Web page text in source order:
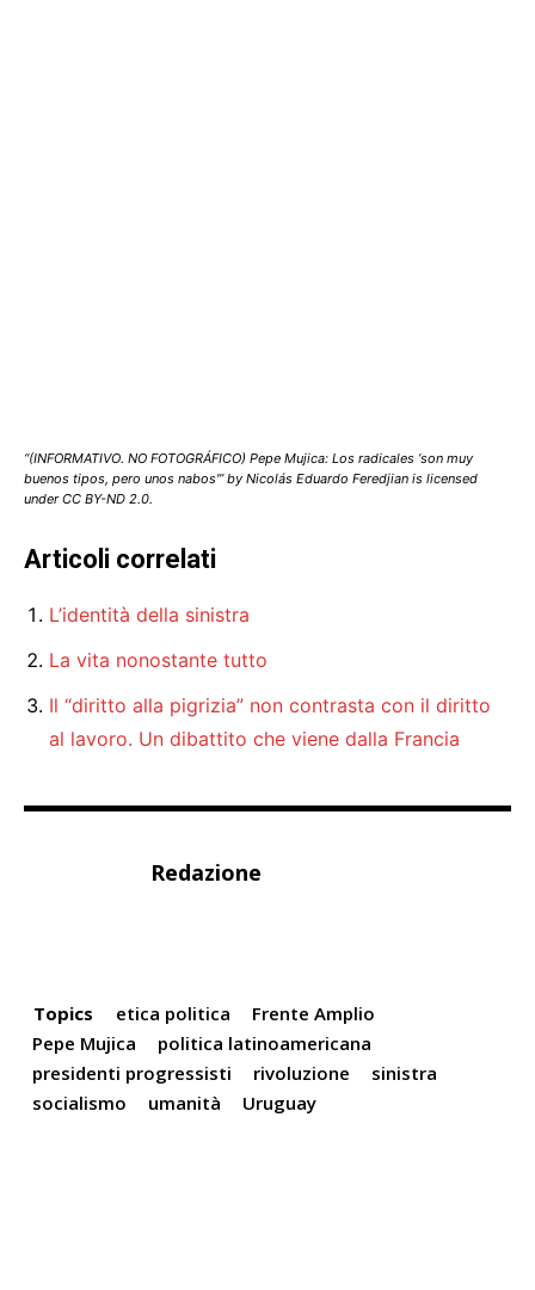
“(INFORMATIVO. NO FOTOGRÁFICO) Pepe Mujica: Los radicales ‘son muy
buenos tipos, pero unos nabos'” by Nicolás Eduardo Feredjian is licensed
under CC BY-ND 2.0.
Articoli correlati
L’identità della sinistra
La vita nonostante tutto
Il “diritto alla pigrizia” non contrasta con il diritto
al lavoro. Un dibattito che viene dalla Francia
Redazione
Topics etica politica
Frente Amplio
Pepe Mujica
politica latinoamericana
presidenti progressisti
rivoluzione
sinistra
socialismo
umanità Uruguay